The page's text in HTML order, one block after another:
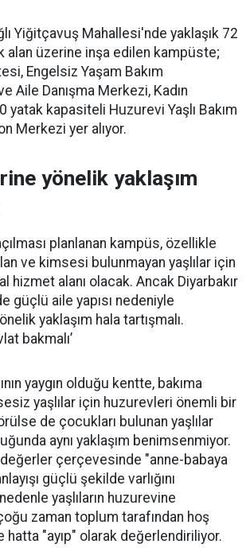
Yiğitçavuş Mahallesi'nde yaklaşık 72
alan üzerine inşa edilen kampüste;
Engelsiz Yaşam Bakım
Aile Danışma Merkezi, Kadın
yatak kapasiteli Huzurevi Yaşlı Bakım
Merkezi yer alıyor.
yönelik yaklaşım
planlanan kampüs, özellikle
ve kimsesi bulunmayan yaşlılar için
hizmet alanı olacak. Ancak Diyarbakır
güçlü aile yapısı nedeniyle
yaklaşım hala tartışmalı.
bakmalı’
yaygın olduğu kentte, bakıma
yaşlılar için huzurevleri önemli bir
de çocukları bulunan yaşlılar
aynı yaklaşım benimsenmiyor.
çerçevesinde "anne-babaya
güçlü şekilde varlığını
yaşlıların huzurevine
zaman toplum tarafından hoş
hatta "ayıp" olarak değerlendiriliyor.